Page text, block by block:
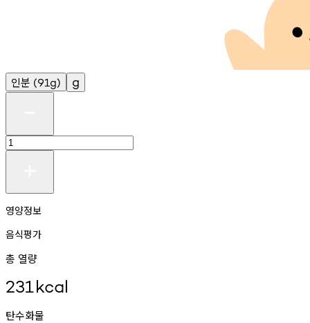
인분 (91g) g
영양정보
음식평가
총 열량
231kcal
탄수화물